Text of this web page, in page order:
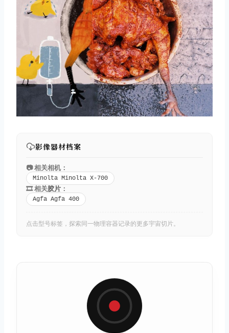
影像器材档案
📷 相关相机：
Minolta Minolta X-700
🎞️ 相关胶片 ：
Agfa Agfa 400
点击型号标签，探索同一物理容器记录的更多宇宙切片。